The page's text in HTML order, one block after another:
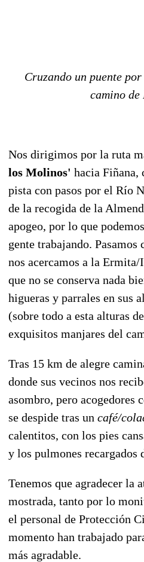
Cruzando un puente
camino de
Nos dirigimos por la ruta
los Molinos' hacia Fiñana,
pista con pasos por el Río
de la recogida de la
apogeo, por lo que
gente trabajando. Pasamos
nos acercamos a la
que no se conserva nada
higueras y parrales en sus
(sobre todo a esta alturas
exquisitos manjares del
Tras 15 km de alegre
donde sus vecinos nos
asombro, pero acogedores
se despide tras un café/
calentitos, con los pies
y los pulmones recargados
Tenemos que agradecer la
mostrada, tanto por lo
el personal de Protección
momento han trabajado
más agradable.